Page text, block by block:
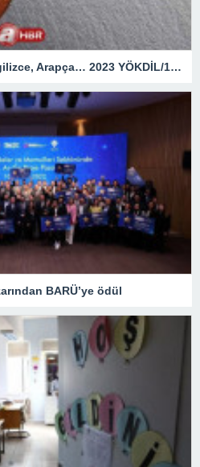
Sınav süresi ne kadar? İngilizce, Arapça… 2023 YÖKDİL/1 giriş belgesi ekranı
BARÜ’ye ödül